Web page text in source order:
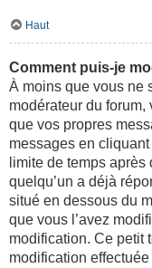
Haut
Comment puis-je
À moins que vous ne
modérateur du
que vos propres
messages en
limite de temps
quelqu’un a déjà
situé en dessous du
que vous l’avez
modification. Ce petit
modification